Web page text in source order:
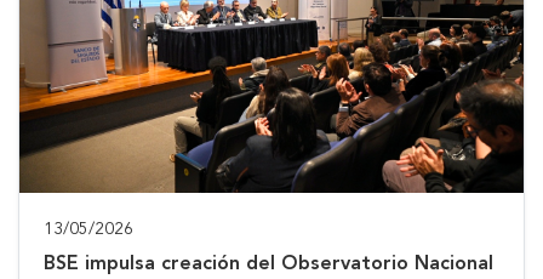
13/05/2026
BSE impulsa creación del Observatorio Nacional